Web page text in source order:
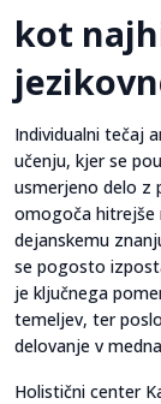
kot
Individualni tečaj
učenju, kjer se
usmerjeno delo z
omogoča hitrejše
dejanskemu
se pogosto
je ključnega
temeljev, ter
delovanje v
Holistični center